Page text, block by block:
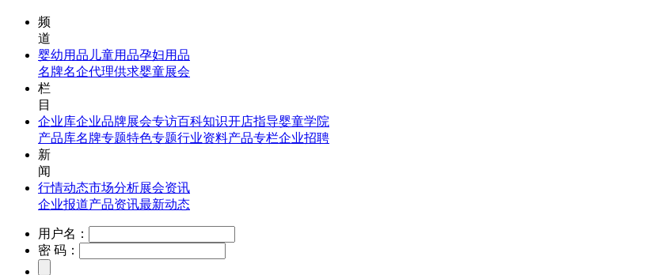
频
道
婴幼用品 儿童用品孕妇用品
名牌名企代理供求婴童展会
栏
目
企业库企业品牌展会专访百科知识开店指导婴童学院
产品库名牌专题特色专题行业资料产品专栏企业招聘
新
闻
行情动态市场分析展会资讯
企业报道产品资讯最新动态
用户名：
密 码：